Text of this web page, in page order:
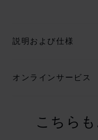
説明および仕様
オンラインサービス
こちら